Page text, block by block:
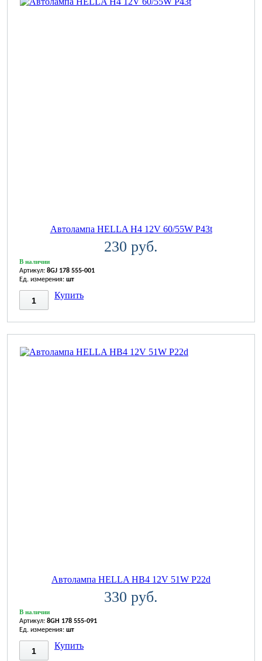
Автолампа HELLA H4 12V 60/55W P43t
230 руб.
В наличии
Артикул: 8GJ 178 555-001
Ед. измерения: шт
Купить
Автолампа HELLA HB4 12V 51W P22d
330 руб.
В наличии
Артикул: 8GH 178 555-091
Ед. измерения: шт
Купить